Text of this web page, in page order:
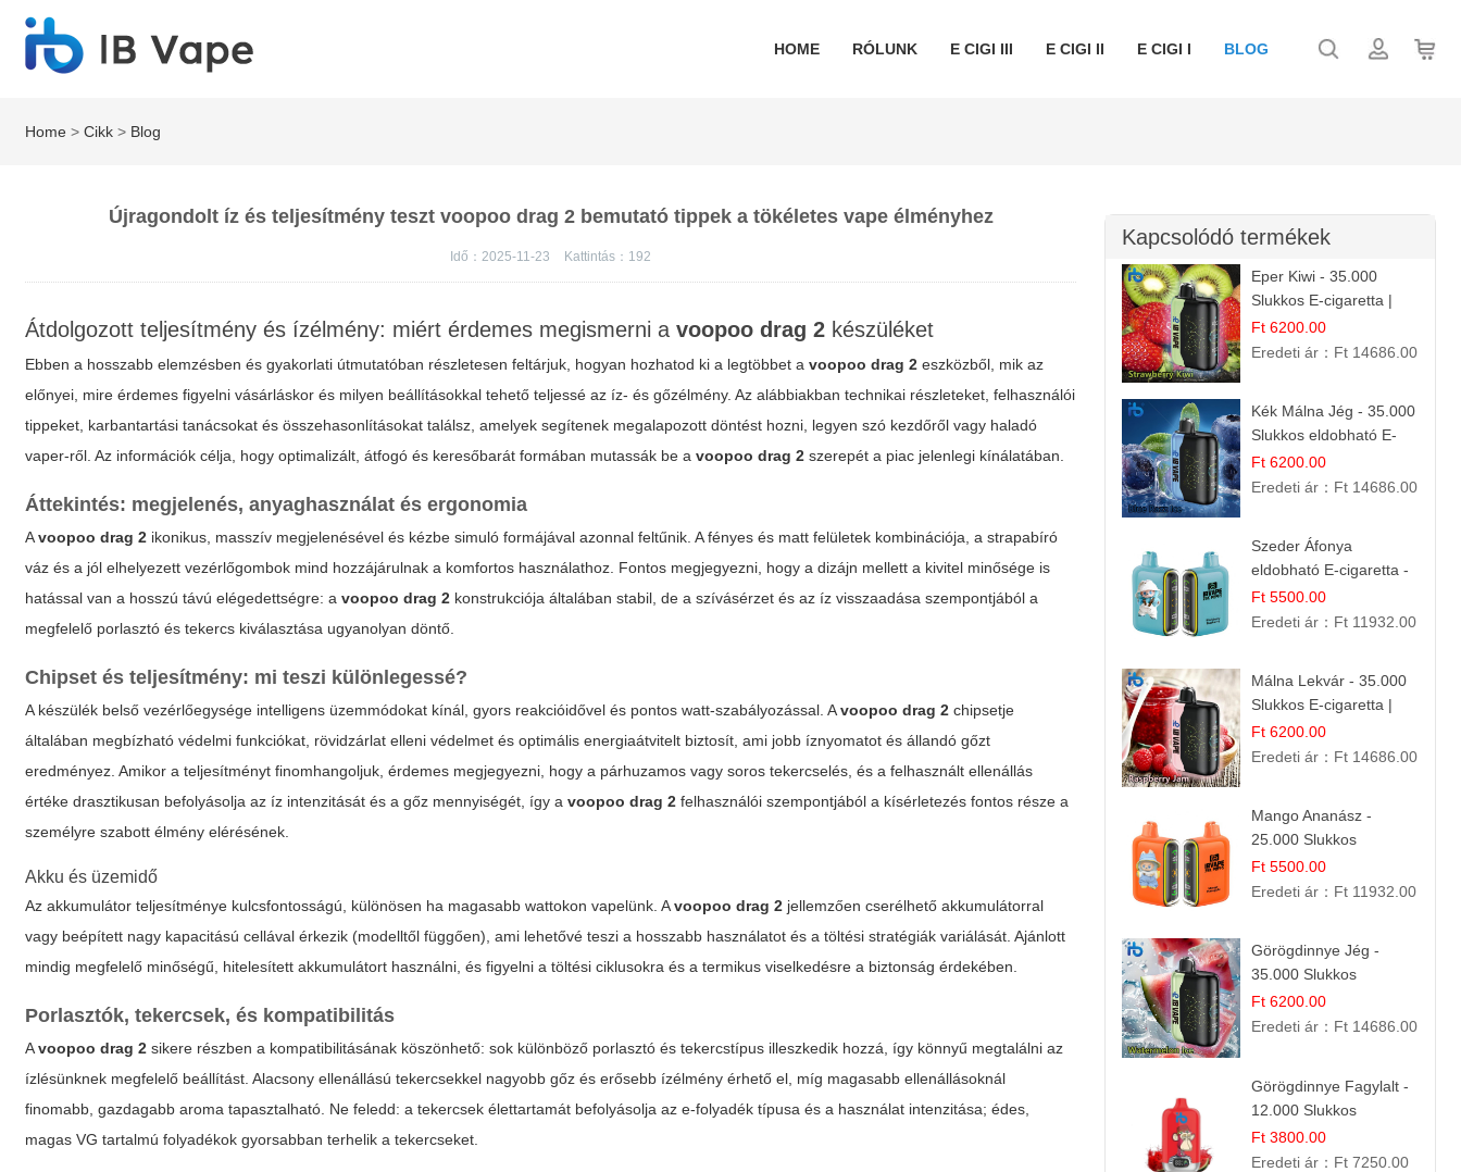
HOME RÓLUNK E CIGI III E CIGI II E CIGI I BLOG
Home >Cikk > Blog
Újragondolt íz és teljesítmény teszt voopoo drag 2 bemutató tippek a tökéletes vape élményhez
Idő：2025-11-23 Kattintás： 192
Átdolgozott teljesítmény és ízélmény: miért érdemes megismerni avoopoo drag 2 készüléket
Ebben a hosszabb elemzésben és gyakorlati útmutatóban részletesen feltárjuk, hogyan hozhatod ki a legtöbbet avoopoo drag 2 eszközből, mik az
előnyei, mire érdemes figyelni vásárláskor és milyen beállításokkal tehető teljessé az íz- és gőzélmény. Az alábbiakban technikai részleteket, felhasználói
tippeket, karbantartási tanácsokat és összehasonlításokat találsz, amelyek segítenek megalapozott döntést hozni, legyen szó kezdőről vagy haladó
vaper-ről. Az információk célja, hogy optimalizált, átfogó és keresőbarát formában mutassák be avoopoo drag 2 szerepét a piac jelenlegi kínálatában.
Áttekintés: megjelenés, anyaghasználat és ergonomia
Avoopoo drag 2 ikonikus, masszív megjelenésével és kézbe simuló formájával azonnal feltűnik. A fényes és matt felületek kombinációja, a strapabíró
váz és a jól elhelyezett vezérlőgombok mind hozzájárulnak a komfortos használathoz. Fontos megjegyezni, hogy a dizájn mellett a kivitel minősége is
hatással van a hosszú távú elégedettségre: avoopoo drag 2 konstrukciója általában stabil, de a szívásérzet és az íz visszaadása szempontjából a
megfelelő porlasztó és tekercs kiválasztása ugyanolyan döntő.
Chipset és teljesítmény: mi teszi különlegessé?
A készülék belső vezérlőegysége intelligens üzemmódokat kínál, gyors reakcióidővel és pontos watt-szabályozással. Avoopoo drag 2 chipsetje
általában megbízható védelmi funkciókat, rövidzárlat elleni védelmet és optimális energiaátvitelt biztosít, ami jobb íznyomatot és állandó gőzt
eredményez. Amikor a teljesítményt finomhangoljuk, érdemes megjegyezni, hogy a párhuzamos vagy soros tekercselés, és a felhasznált ellenállás
értéke drasztikusan befolyásolja az íz intenzitását és a gőz mennyiségét, így avoopoo drag 2 felhasználói szempontjából a kísérletezés fontos része a
személyre szabott élmény elérésének.
Akku és üzemidő
Az akkumulátor teljesítménye kulcsfontosságú, különösen ha magasabb wattokon vapelünk. Avoopoo drag 2 jellemzően cserélhető akkumulátorral
vagy beépített nagy kapacitású cellával érkezik (modelltől függően), ami lehetővé teszi a hosszabb használatot és a töltési stratégiák variálását. Ajánlott
mindig megfelelő minőségű, hitelesített akkumulátort használni, és figyelni a töltési ciklusokra és a termikus viselkedésre a biztonság érdekében.
Porlasztók, tekercsek, és kompatibilitás
Avoopoo drag 2 sikere részben a kompatibilitásának köszönhető: sok különböző porlasztó és tekercstípus illeszkedik hozzá, így könnyű megtalálni az
ízlésünknek megfelelő beállítást. Alacsony ellenállású tekercsekkel nagyobb gőz és erősebb ízélmény érhető el, míg magasabb ellenállásoknál
finomabb, gazdagabb aroma tapasztalható. Ne feledd: a tekercsek élettartamát befolyásolja az e-folyadék típusa és a használat intenzitása; édes,
magas VG tartalmú folyadékok gyorsabban terhelik a tekercseket.
Kapcsolódó termékek
Eper Kiwi - 35.000
Slukkos E-cigaretta |
IBVape Bar Friss
Gyümölcs Ízek
Ft 6200.00
Eredeti ár： Ft 14686.00
Kék Málna Jég - 35.000
Slukkos eldobható E-
cigaretta | Frissítő
Ízélmény
Ft 6200.00
Eredeti ár： Ft 14686.00
Szeder Áfonya
eldobható E-cigaretta -
25.000 Slukk | Prémium
Gyümölcs Íz
Ft 5500.00
Eredeti ár： Ft 11932.00
Málna Lekvár - 35.000
Slukkos E-cigaretta |
IBVape Bar Édes
Gyümölcs Íz
Ft 6200.00
Eredeti ár： Ft 14686.00
Mango Ananász -
25.000 Slukkos
eldobható E-cigaretta |
Trópusi Ízélmény
Ft 5500.00
Eredeti ár： Ft 11932.00
Görögdinnye Jég -
35.000 Slukkos
eldobható vape |
IBVape Bar Frissítő
Ft 6200.00
Eredeti ár： Ft 14686.00
Görögdinnye Fagylalt -
12.000 Slukkos
eldobható e-Cigaretta
Ft 3800.00
Eredeti ár： Ft 7250.00